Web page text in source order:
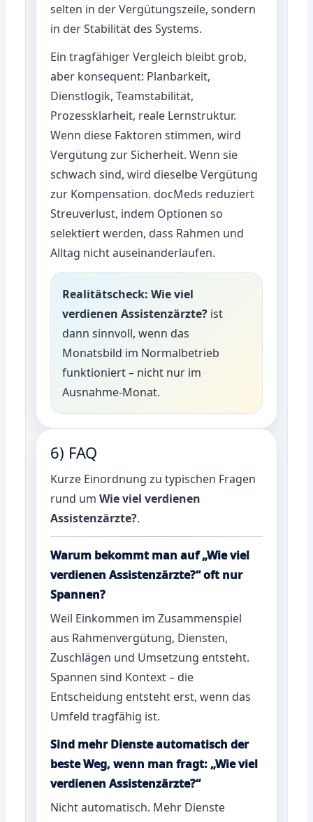
selten in der Vergütungszeile, sondern
in der Stabilität des Systems.
Ein tragfähiger Vergleich bleibt grob,
aber konsequent: Planbarkeit,
Dienstlogik, Teamstabilität,
Prozessklarheit, reale Lernstruktur.
Wenn diese Faktoren stimmen, wird
Vergütung zur Sicherheit. Wenn sie
schwach sind, wird dieselbe Vergütung
zur Kompensation. docMeds reduziert
Streuverlust, indem Optionen so
selektiert werden, dass Rahmen und
Alltag nicht auseinanderlaufen.
Realitätscheck: Wie viel
verdienen Assistenzärzte? ist
dann sinnvoll, wenn das
Monatsbild im Normalbetrieb
funktioniert – nicht nur im
Ausnahme-Monat.
6) FAQ
Kurze Einordnung zu typischen Fragen
rund umWie viel verdienen
Assistenzärzte?.
Warum bekommt man auf „Wie viel
verdienen Assistenzärzte?“ oft nur
Spannen?
Weil Einkommen im Zusammenspiel
aus Rahmenvergütung, Diensten,
Zuschlägen und Umsetzung entsteht.
Spannen sind Kontext – die
Entscheidung entsteht erst, wenn das
Umfeld tragfähig ist.
Sind mehr Dienste automatisch der
beste Weg, wenn man fragt: „Wie viel
verdienen Assistenzärzte?“
Nicht automatisch. Mehr Dienste